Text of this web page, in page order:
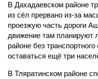
В Дахадаевском районе
из сёл прервано из-за
проезжую часть дороги
движение там
районе без
оставаться ещё три
В Тляратинском районе